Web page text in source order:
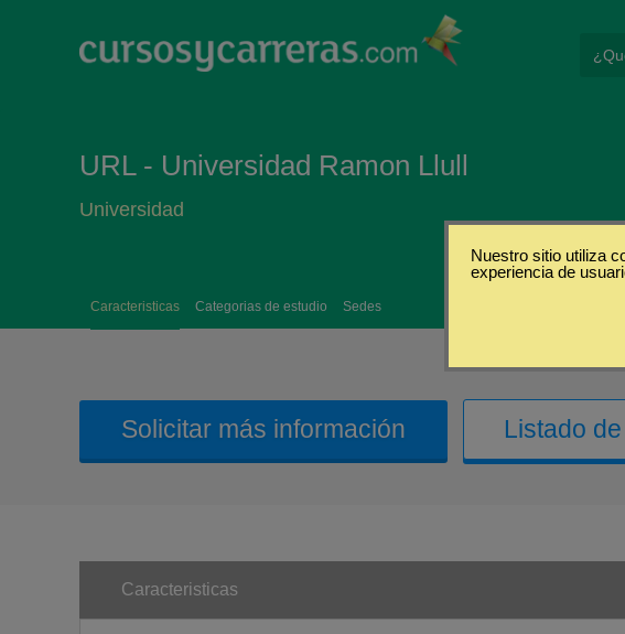
URL - Universidad Ramon Llull
Universidad
Caracteristicas Categorias de estudio Sedes
Solicitar más información Listado
Caracteristicas
Nuestro sitio utiliza
experiencia de